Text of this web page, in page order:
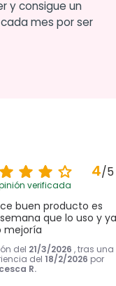
y consigue un
mes por ser
4/5
verificada
buen producto es
que lo uso y ya
mejoría
del 21/3/2026 , tras una
del 18/2/2026 por
R.